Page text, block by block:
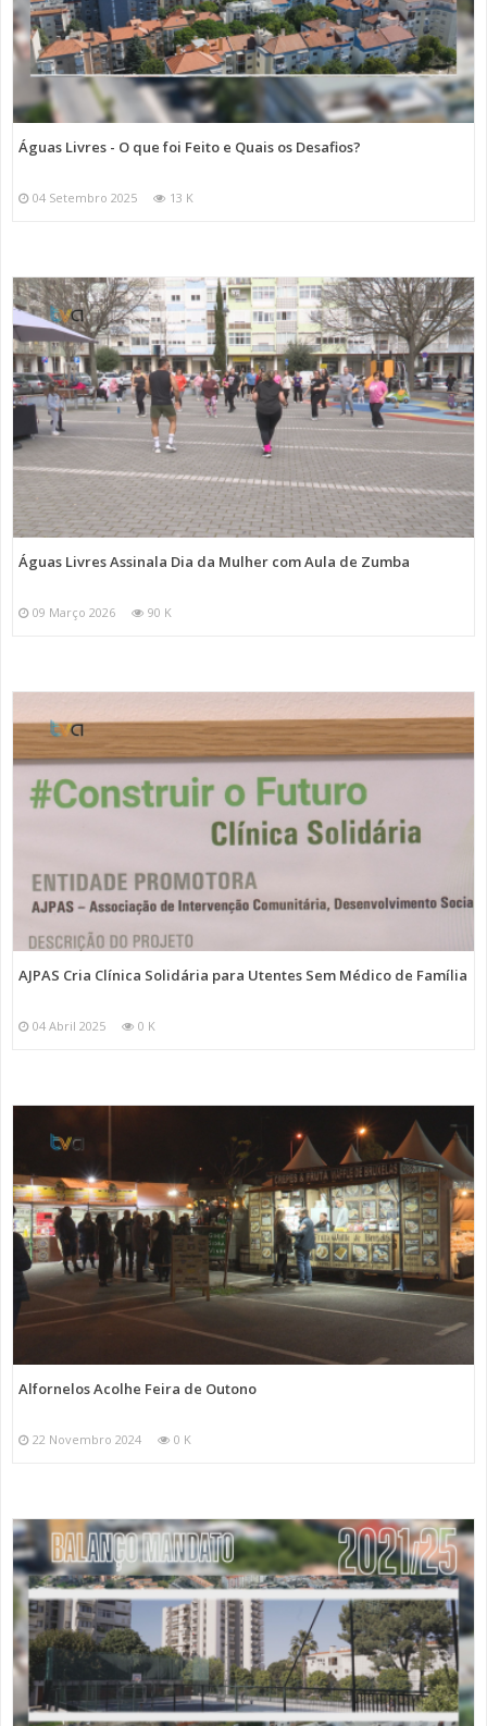
Águas Livres - O que foi Feito e Quais os Desafios?
04 Setembro 2025 13 K
Águas Livres Assinala Dia da Mulher com Aula de Zumba
09 Março 2026 90 K
AJPAS Cria Clínica Solidária para Utentes Sem Médico de Família
04 Abril 2025 0 K
Alfornelos Acolhe Feira de Outono
22 Novembro 2024 0 K